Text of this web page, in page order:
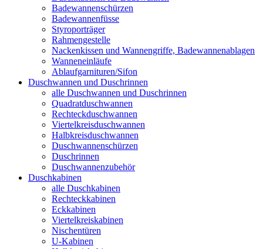
Badewannenschürzen
Badewannenfüsse
Styroporträger
Rahmengestelle
Nackenkissen und Wannengriffe, Badewannenablagen
Wanneneinläufe
Ablaufgarnituren/Sifon
Duschwannen und Duschrinnen
alle Duschwannen und Duschrinnen
Quadratduschwannen
Rechteckduschwannen
Viertelkreisduschwannen
Halbkreisduschwannen
Duschwannenschürzen
Duschrinnen
Duschwannenzubehör
Duschkabinen
alle Duschkabinen
Rechteckkabinen
Eckkabinen
Viertelkreiskabinen
Nischentüren
U-Kabinen